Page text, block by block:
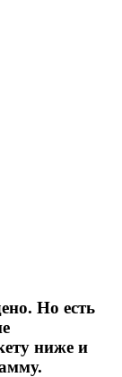
Но есть
ниже и